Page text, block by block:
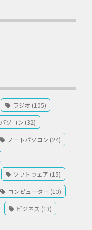
ラジオ (105)
パソコン (32)
ノートパソコン (24)
ソフトウェア (15)
コンピューター (13)
ビジネス (13)